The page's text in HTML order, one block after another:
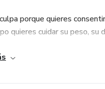
porque quieres
quieres cuidar su peso, su
caro o que te quitará